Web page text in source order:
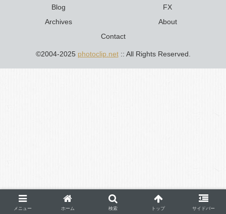
Blog
FX
Archives
About
Contact
©2004-2025 photoclip.net:: All Rights Reserved.
メニュー ホーム 検索 トップ サイドバー